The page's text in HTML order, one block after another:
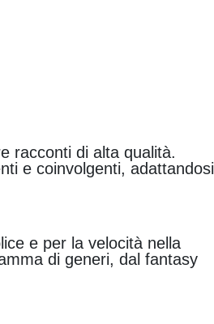
racconti di alta qualità.
e coinvolgenti, adattandosi
e per la velocità nella
di generi, dal fantasy